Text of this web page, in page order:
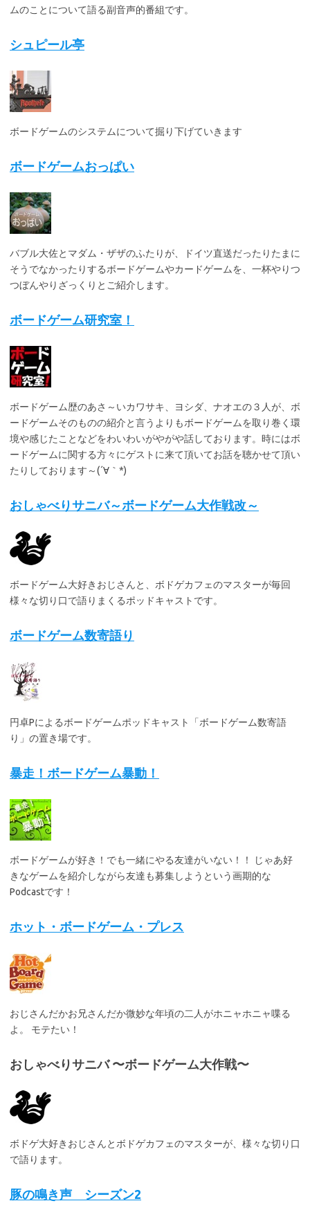
ムのことについて語る副音声的番組です。
シュピール亭
ボードゲームのシステムについて掘り下げていきます
ボードゲームおっぱい
バブル大佐とマダム・ザザのふたりが、ドイツ直送だったりたまに
そうでなかったりするボードゲームやカードゲームを、一杯やりつ
つぼんやりざっくりとご紹介します。
ボードゲーム研究室！
ボードゲーム歴のあさ～いカワサキ、ヨシダ、ナオエの３人が、ボ
ードゲームそのものの紹介と言うよりもボードゲームを取り巻く環
境や感じたことなどをわいわいがやがや話しております。時にはボ
ードゲームに関する方々にゲストに来て頂いてお話を聴かせて頂い
たりしております～(´∀｀*)
おしゃべりサニバ～ボードゲーム大作戦改～
ボードゲーム大好きおじさんと、ボドゲカフェのマスターが毎回
様々な切り口で語りまくるポッドキャストです。
ボードゲーム数寄語り
円卓Pによるボードゲームポッドキャスト「ボードゲーム数寄語
り」の置き場です。
暴走！ボードゲーム暴動！
ボードゲームが好き！でも一緒にやる友達がいない！！ じゃあ好
きなゲームを紹介しながら友達も募集しようという画期的な
Podcastです！
ホット・ボードゲーム・プレス
おじさんだかお兄さんだか微妙な年頃の二人がホニャホニャ喋る
よ。 モテたい！
おしゃべりサニバ 〜ボードゲーム大作戦〜
ボドゲ大好きおじさんとボドゲカフェのマスターが、様々な切り口
で語ります。
豚の鳴き声 シーズン2